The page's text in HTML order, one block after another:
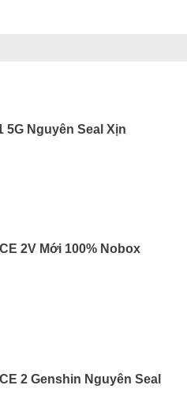
5G Nguyên Seal Xịn
2V Mới 100% Nobox
2 Genshin Nguyên Seal